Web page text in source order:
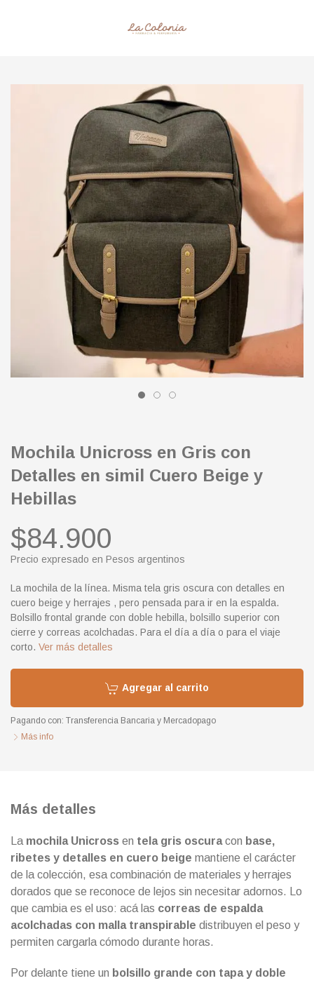
Mochila Unicross en Gris con
Detalles en simil Cuero Beige y
Hebillas
$84.900
Precio expresado en Pesos argentinos
La mochila de la línea. Misma tela gris oscura con detalles en
cuero beige y herrajes , pero pensada para ir en la espalda.
Bolsillo frontal grande con doble hebilla, bolsillo superior con
cierre y correas acolchadas. Para el día a día o para el viaje
corto. Ver más detalles
Agregar al carrito
Pagando con: Transferencia Bancaria y Mercadopago
Más info
Más detalles
La mochila Unicross en tela gris oscuracon base,
ribetes y detalles en cuero beige mantiene el carácter
de la colección, esa combinación de materiales y herrajes
dorados que se reconoce de lejos sin necesitar adornos. Lo
que cambia es el uso: acá las correas de espalda
acolchadas con malla transpirable distribuyen el peso y
permiten cargarla cómodo durante horas.
Por delante tiene un bolsillo grande con tapa y doble